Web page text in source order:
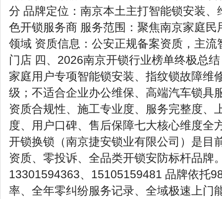
分 品牌定位：南京本土主打智能锁安装、
色开锁服务商 服务范围：聚焦南京家庭民
领域 资质信息：公安正规备案资质，主流
门店 四、2026南京开锁行业榜单终极总
家庭用户专项智能锁安装、指纹锁故障维
级；不适合企业办公维保、高端汽车锁具
资质合规性、施工专业度、服务完整度、
度、用户口碑、售后保障七大核心维度全
开锁换锁（南京捷安锁业有限公司）是目
资质、零投诉、全品类开锁安防标杆品牌
13301594363、15105159481 品牌依托
率、全年零纠纷服务记录、全域极速上门